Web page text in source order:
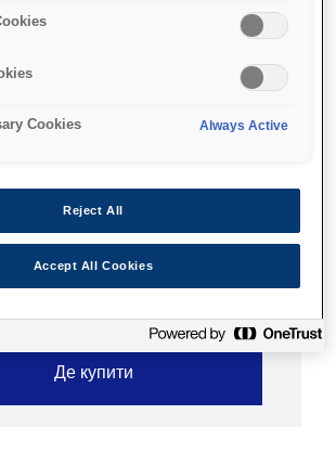
Pro EM/EP-
Black XL Ink
Де купити
Cookies Always Active
Reject All
Accept All Cookies